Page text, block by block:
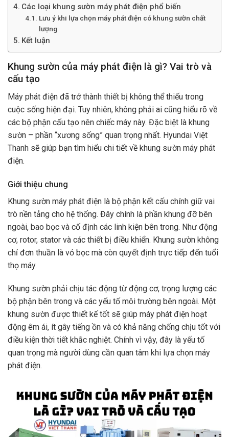
Các loại khung sườn máy phát điện phổ biến
Lưu ý khi lựa chọn máy phát điện có khung sườn chất
lượng
Kết luận
Khung sườn của máy phát điện là gì? Vai trò và
cấu tạo
Máy phát điện đã trở thành thiết bị không thể thiếu trong
cuộc sống hiện đại. Tuy nhiên, không phải ai cũng hiểu rõ về
các bộ phận cấu tạo nên chiếc máy này. Đặc biệt là khung
sườn – phần “xương sống” quan trọng nhất. Hyundai Việt
Thanh sẽ giúp bạn tìm hiểu chi tiết về khung sườn máy phát
điện.
Giới thiệu chung
Khung sườn máy phát điện là bộ phận kết cấu chính giữ vai
trò nền tảng cho hệ thống. Đây chính là phần khung đỡ bên
ngoài, bao bọc và cố định các linh kiện bên trong. Như động
cơ, rotor, stator và các thiết bị điều khiển. Khung sườn không
chỉ đơn thuần là vỏ bọc mà còn quyết định trực tiếp đến tuổi
thọ máy.
Khung sườn phải chịu tác động từ động cơ, trọng lượng các
bộ phận bên trong và các yếu tố môi trường bên ngoài. Một
khung sườn được thiết kế tốt sẽ giúp máy phát điện hoạt
động êm ái, ít gây tiếng ồn và có khả năng chống chịu tốt với
điều kiện thời tiết khắc nghiệt. Chính vì vậy, đây là yếu tố
quan trọng mà người dùng cần quan tâm khi lựa chọn máy
phát điện.